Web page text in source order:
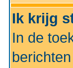
Ik krijg
In de